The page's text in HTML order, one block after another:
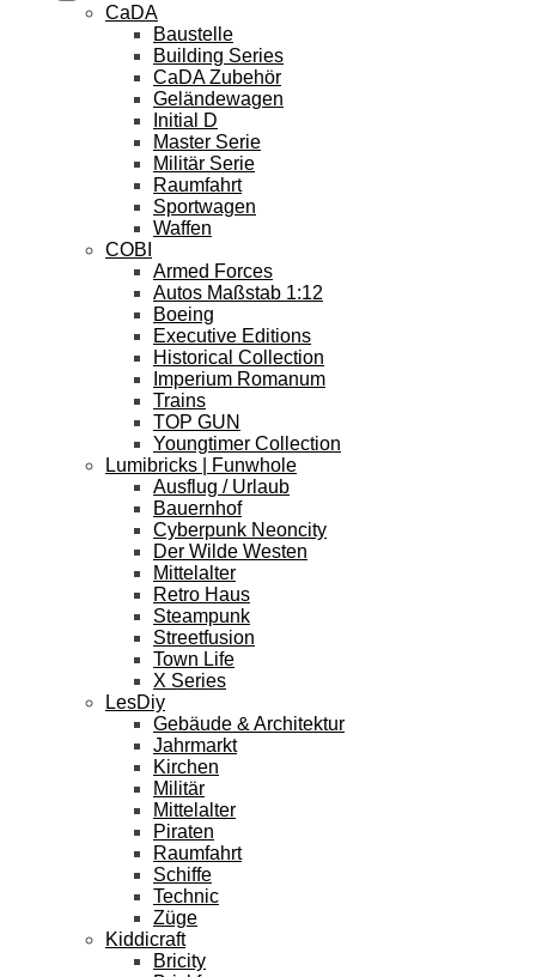
CaDA
Baustelle
Building Series
CaDA Zubehör
Geländewagen
Initial D
Master Serie
Militär Serie
Raumfahrt
Sportwagen
Waffen
COBI
Armed Forces
Autos Maßstab 1:12
Boeing
Executive Editions
Historical Collection
Imperium Romanum
Trains
TOP GUN
Youngtimer Collection
Lumibricks | Funwhole
Ausflug / Urlaub
Bauernhof
Cyberpunk Neoncity
Der Wilde Westen
Mittelalter
Retro Haus
Steampunk
Streetfusion
Town Life
X Series
LesDiy
Gebäude & Architektur
Jahrmarkt
Kirchen
Militär
Mittelalter
Piraten
Raumfahrt
Schiffe
Technic
Züge
Kiddicraft
Bricity